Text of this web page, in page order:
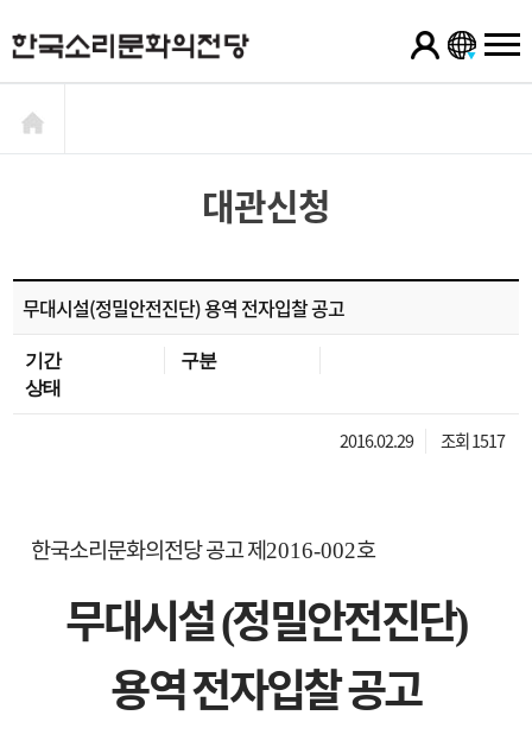
대관신청
무대시설(정밀안전진단) 용역 전자입찰 공고
기간
구분
상태
2016.02.29 조회 1517
한국소리문화의전당 공고 제2016-002호
무대시설(정밀안전진단)
용역 전자입찰 공고